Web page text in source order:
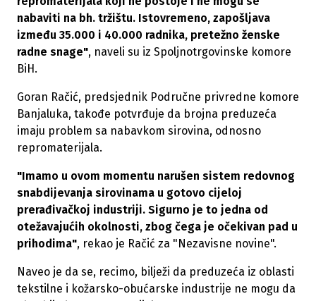
nabaviti na bh. tržištu. Istovremeno, zapošljava
između 35.000 i 40.000 radnika, pretežno ženske
radne snage", naveli su iz Spoljnotrgovinske komore
BiH.
Goran Račić, predsjednik Područne privredne komore
Banjaluka, takođe potvrđuje da brojna preduzeća
imaju problem sa nabavkom sirovina, odnosno
repromaterijala.
"Imamo u ovom momentu narušen sistem redovnog
snabdijevanja sirovinama u gotovo cijeloj
prerađivačkoj industriji. Sigurno je to jedna od
otežavajućih okolnosti, zbog čega je očekivan pad u
prihodima", rekao je Račić za "Nezavisne novine".
Naveo je da se, recimo, bilježi da preduzeća iz oblasti
tekstilne i kožarsko-obućarske industrije ne mogu da